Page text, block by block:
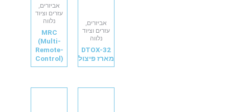
אביזרים,
עזרים וציוד
נלווה
DTOX-32
מארז פיצול
אביזרים,
עזרים וציוד
נלווה
MRC
(Multi-
Remote-
Control)